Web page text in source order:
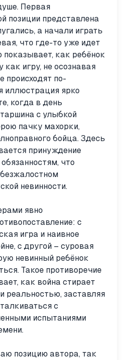
Первая
позиции представлена
а начали играть
что где-то уже идет
показывает, как ребёнок
как игру, не осознавая
происходят по-
иллюстрация ярко
когда в день
с улыбкой
пачку махорки,
бойца. Здесь
принуждение
что
невинности.
явно
с
игра и наивное
с другой – суровая
невинный ребёнок
Такое противоречие
как война стирает
реальностью, заставляя
с
испытаниями
позицию автора, так